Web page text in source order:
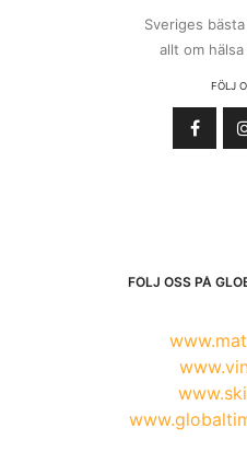
Sveriges
allt om
FÖLJ
FÖLJ OSS PÅ